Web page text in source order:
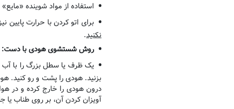
استفاده از مواد شوینده
برای اتو کردن با حرارت پایین
نکنید.
روش شستشوی هودی با دست:
یک ظرف یا سطل بزرگ را با آب
بزنید. هودی را پشت و رو کنید.
درون هودی را خارج کرده و در
آویزان کردن آن، بر روی طناب یا